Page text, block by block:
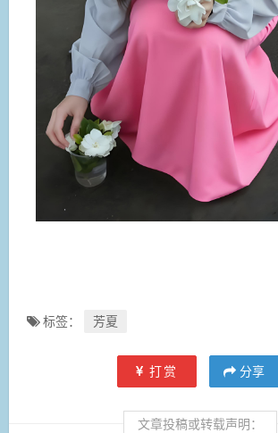
标签： 芳夏
打赏 分享
文章投稿或转载声明：